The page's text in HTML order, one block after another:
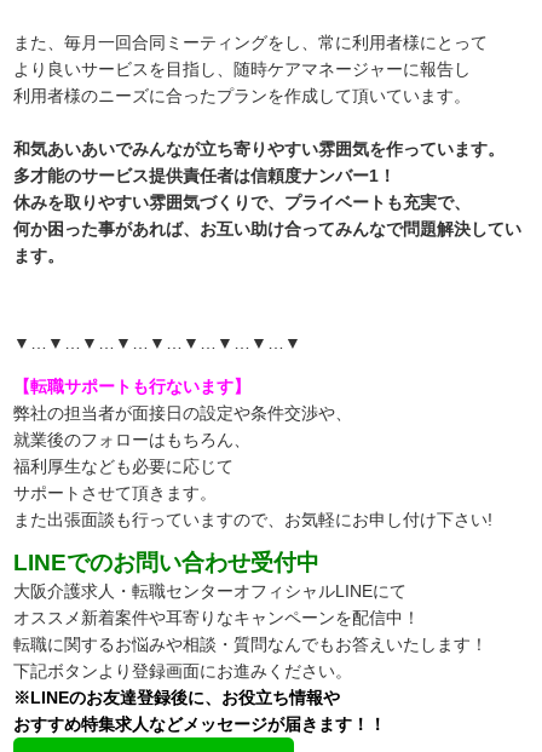
また、毎月一回合同ミーティングをし、常に利用者様にとって
より良いサービスを目指し、随時ケアマネージャーに報告し
利用者様のニーズに合ったプランを作成して頂いています。
和気あいあいでみんなが立ち寄りやすい雰囲気を作っています。
多才能のサービス提供責任者は信頼度ナンバー1！
休みを取りやすい雰囲気づくりで、プライベートも充実で、
何か困った事があれば、お互い助け合ってみんなで問題解決してい
ます。
▼…▼…▼…▼…▼…▼…▼…▼…▼
【転職サポートも行ないます】
弊社の担当者が面接日の設定や条件交渉や、
就業後のフォローはもちろん、
福利厚生なども必要に応じて
サポートさせて頂きます。
また出張面談も行っていますので、 お気軽にお申し付け下さい!
LINEでのお問い合わせ受付中
大阪介護求人・転職センターオフィシャルLINEにて
オススメ新着案件や耳寄りなキャンペーンを配信中！
転職に関するお悩みや相談・質問なんでもお答えいたします！
下記ボタンより登録画面にお進みください。
※LINEのお友達登録後に、お役立ち情報や
おすすめ特集求人などメッセージが届きます！！